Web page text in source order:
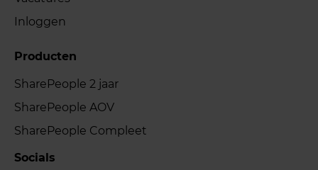
Inloggen
Producten
SharePeople 2 jaar
SharePeople AOV
SharePeople Compleet
Socials